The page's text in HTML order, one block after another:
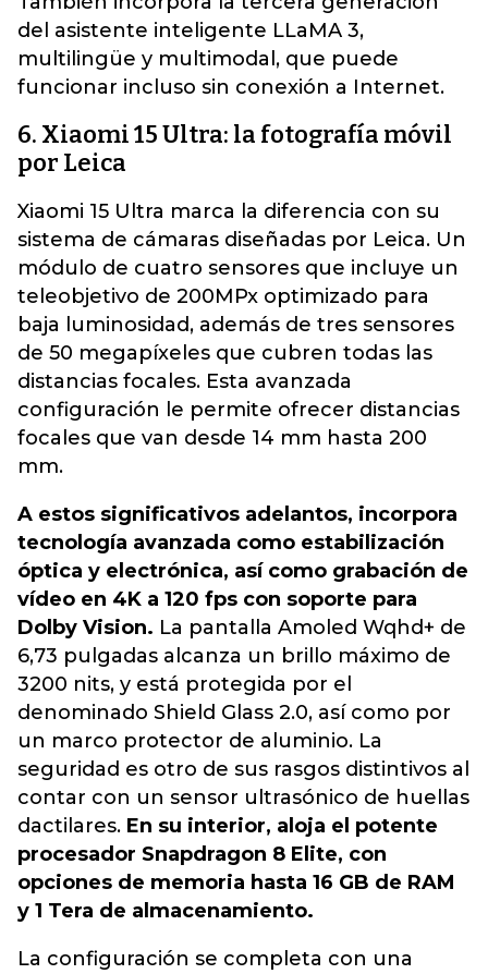
del asistente inteligente LLaMA 3,
multilingüe y multimodal, que puede
funcionar incluso sin conexión a Internet.
6. Xiaomi 15 Ultra: la fotografía móvil
por Leica
Xiaomi 15 Ultra marca la diferencia con su
sistema de cámaras diseñadas por Leica. Un
módulo de cuatro sensores que incluye un
teleobjetivo de 200MPx optimizado para
baja luminosidad, además de tres sensores
de 50 megapíxeles que cubren todas las
distancias focales. Esta avanzada
configuración le permite ofrecer distancias
focales que van desde 14 mm hasta 200
mm.
A estos significativos adelantos, incorpora
tecnología avanzada como estabilización
óptica y electrónica, así como grabación de
vídeo en 4K a 120 fps con soporte para
Dolby Vision. La pantalla Amoled Wqhd+ de
6,73 pulgadas alcanza un brillo máximo de
3200 nits, y está protegida por el
denominado Shield Glass 2.0, así como por
un marco protector de aluminio. La
seguridad es otro de sus rasgos distintivos al
contar con un sensor ultrasónico de huellas
dactilares. En su interior, aloja el potente
procesador Snapdragon 8 Elite, con
opciones de memoria hasta 16 GB de RAM
y 1 Tera de almacenamiento.
La configuración se completa con una